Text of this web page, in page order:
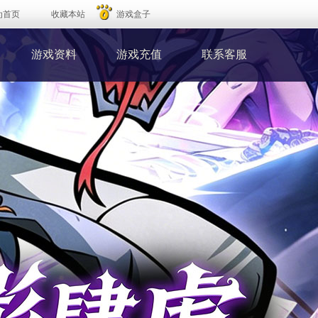
首页 收藏本站 游戏盒子
游戏资料 游戏充值 联系客服